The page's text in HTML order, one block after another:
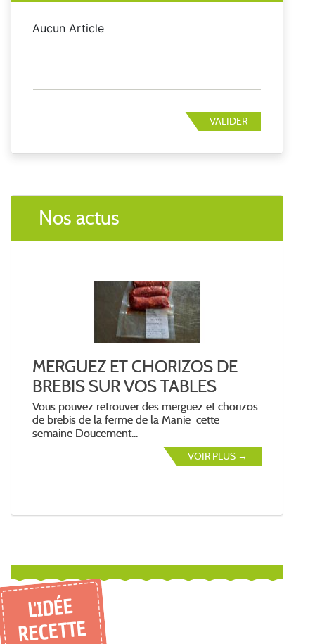
Aucun Article
VALIDER
Nos actus
ET CHORIZOS DE
SUR VOS TABLES
retrouver des merguez et chorizos
la ferme de la Manie cette
Prochaine
août
La prochaine livraison aura
août, passez votre
L'IDÉE
RECETTE